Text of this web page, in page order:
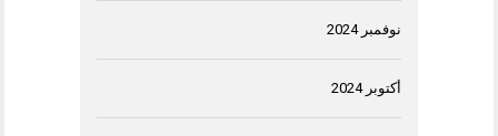
نوفمبر 2024
أكتوبر 2024